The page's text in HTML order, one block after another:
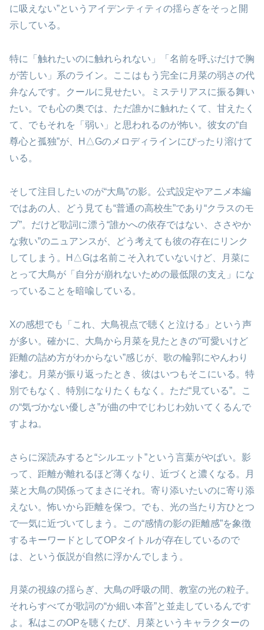
に吸えない”というアイデンティティの揺らぎをそっと開
示している。
特に「触れたいのに触れられない」「名前を呼ぶだけで胸
が苦しい」系のライン。ここはもう完全に月菜の弱さの代
弁なんです。クールに見せたい。ミステリアスに振る舞い
たい。でも心の奥では、ただ誰かに触れたくて、甘えたく
て、でもそれを「弱い」と思われるのが怖い。彼女の“自
尊心と孤独”が、H△Gのメロディラインにぴったり溶けて
いる。
そして注目したいのが“大鳥”の影。公式設定やアニメ本編
ではあの人、どう見ても“普通の高校生”であり“クラスのモ
ブ”。だけど歌詞に漂う“誰かへの依存ではない、ささやか
な救い”のニュアンスが、どう考えても彼の存在にリンク
してしまう。H△Gは名前こそ入れていないけど、月菜に
とって大鳥が「自分が崩れないための最低限の支え」にな
っていることを暗喩している。
Xの感想でも「これ、大鳥視点で聴くと泣ける」という声
が多い。確かに、大鳥から月菜を見たときの“可愛いけど
距離の詰め方がわからない”感じが、歌の輪郭にやんわり
滲む。月菜が振り返ったとき、彼はいつもそこにいる。特
別でもなく、特別になりたくもなく。ただ“見ている”。こ
の“気づかない優しさ”が曲の中でじわじわ効いてくるんで
すよね。
さらに深読みすると“シルエット”という言葉がやばい。影
って、距離が離れるほど薄くなり、近づくと濃くなる。月
菜と大鳥の関係ってまさにそれ。寄り添いたいのに寄り添
えない。怖いから距離を保つ。でも、光の当たり方ひとつ
で一気に近づいてしまう。この“感情の影の距離感”を象徴
するキーワードとしてOPタイトルが存在しているので
は、という仮説が自然に浮かんでしまう。
月菜の視線の揺らぎ、大鳥の呼吸の間、教室の光の粒子。
それらすべてが歌詞の“か細い本音”と並走しているんです
よ。私はこのOPを聴くたび、月菜というキャラクターの